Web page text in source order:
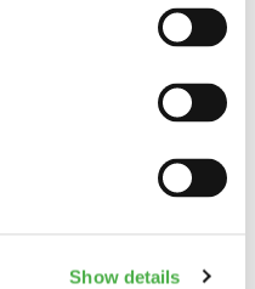
Show details
25 €